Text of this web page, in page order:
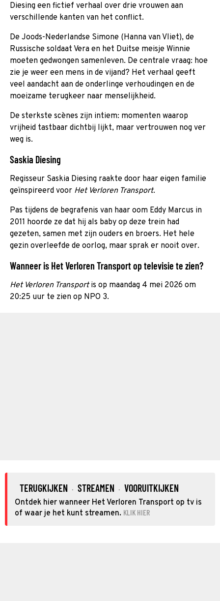
Diesing een fictief verhaal over drie vrouwen aan
verschillende kanten van het conflict.
De Joods-Nederlandse Simone (Hanna van Vliet), de
Russische soldaat Vera en het Duitse meisje Winnie
moeten gedwongen samenleven. De centrale vraag: hoe
zie je weer een mens in de vijand? Het verhaal geeft
veel aandacht aan de onderlinge verhoudingen en de
moeizame terugkeer naar menselijkheid.
De sterkste scènes zijn intiem: momenten waarop
vrijheid tastbaar dichtbij lijkt, maar vertrouwen nog ver
weg is.
Saskia Diesing
Regisseur Saskia Diesing raakte door haar eigen familie
geïnspireerd voor Het Verloren Transport.
Pas tijdens de begrafenis van haar oom Eddy Marcus in
2011 hoorde ze dat hij als baby op deze trein had
gezeten, samen met zijn ouders en broers. Het hele
gezin overleefde de oorlog, maar sprak er nooit over.
Wanneer is Het Verloren Transport op televisie te zien?
Het Verloren Transportis op maandag 4 mei 2026 om
20:25 uur te zien op NPO 3.
TERUGKIJKEN · STREAMEN · VOORUITKIJKEN
Ontdek hier wanneer Het Verloren Transport op tv is
of waar je het kunt streamen. KLIK HIER